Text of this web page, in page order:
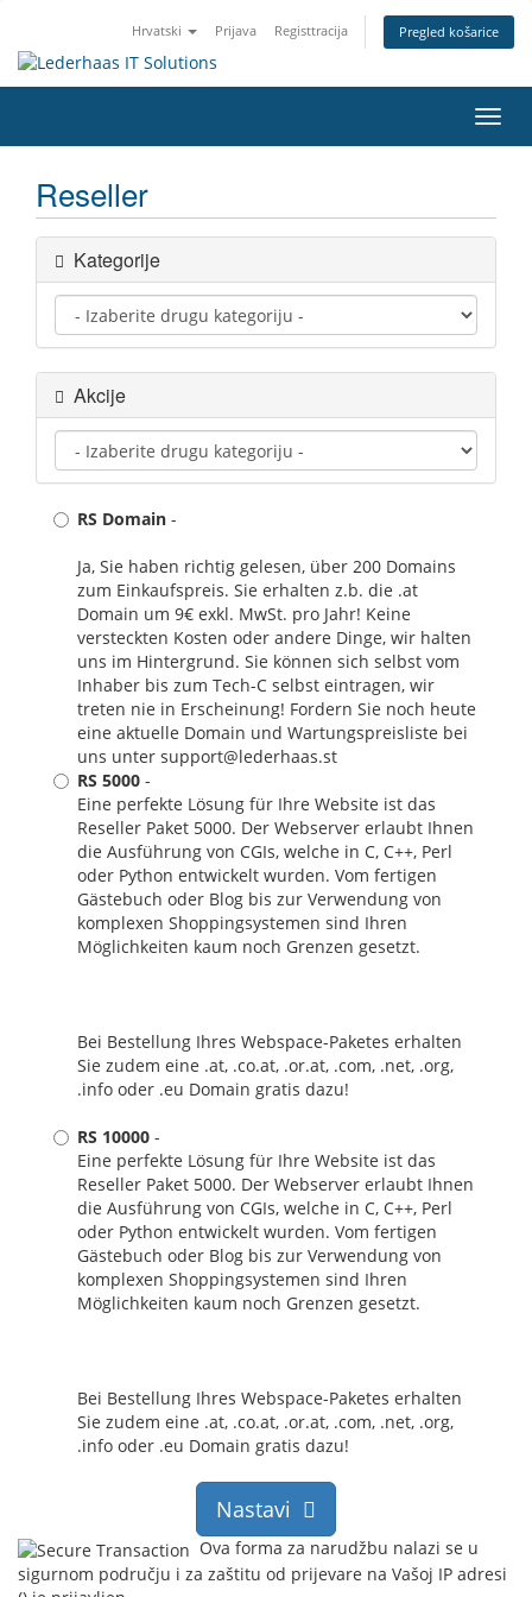
Hrvatski Prijava Registtracija Pregled košarice
Reseller
Kategorije
Akcije
RS Domain -
Ja, Sie haben richtig gelesen, über 200 Domains
zum Einkaufspreis. Sie erhalten z.b. die .at
Domain um 9€ exkl. MwSt. pro Jahr! Keine
versteckten Kosten oder andere Dinge, wir halten
uns im Hintergrund. Sie können sich selbst vom
Inhaber bis zum Tech-C selbst eintragen, wir
treten nie in Erscheinung! Fordern Sie noch heute
eine aktuelle Domain und Wartungspreisliste bei
uns unter support@lederhaas.st
RS 5000 -
Eine perfekte Lösung für Ihre Website ist das
Reseller Paket 5000. Der Webserver erlaubt Ihnen
die Ausführung von CGIs, welche in C, C++, Perl
oder Python entwickelt wurden. Vom fertigen
Gästebuch oder Blog bis zur Verwendung von
komplexen Shoppingsystemen sind Ihren
Möglichkeiten kaum noch Grenzen gesetzt.
Bei Bestellung Ihres Webspace-Paketes erhalten
Sie zudem eine .at, .co.at, .or.at, .com, .net, .org,
.info oder .eu Domain gratis dazu!
RS 10000 -
Eine perfekte Lösung für Ihre Website ist das
Reseller Paket 5000. Der Webserver erlaubt Ihnen
die Ausführung von CGIs, welche in C, C++, Perl
oder Python entwickelt wurden. Vom fertigen
Gästebuch oder Blog bis zur Verwendung von
komplexen Shoppingsystemen sind Ihren
Möglichkeiten kaum noch Grenzen gesetzt.
Bei Bestellung Ihres Webspace-Paketes erhalten
Sie zudem eine .at, .co.at, .or.at, .com, .net, .org,
.info oder .eu Domain gratis dazu!
Nastavi
Ova forma za narudžbu nalazi se u
sigurnom području i za zaštitu od prijevare na Vašoj IP adresi